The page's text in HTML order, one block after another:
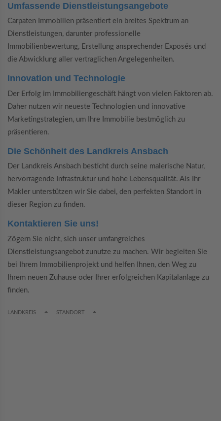
Umfassende Dienstleistungsangebote
Carpaten Immobilien präsentiert ein breites Spektrum an
Dienstleistungen, darunter professionelle
Immobilienbewertung, Erstellung ansprechender Exposés und
die Abwicklung aller vertraglichen Angelegenheiten.
Innovation und Technologie
Der Erfolg im Immobiliengeschäft hängt von vielen Faktoren ab.
Daher nutzen wir neueste Technologien und innovative
Marketingstrategien, um Ihre Immobilie bestmöglich zu
präsentieren.
Die Schönheit des Landkreis Ansbach
Der Landkreis Ansbach besticht durch seine malerische Natur,
hervorragende Infrastruktur und hohe Lebensqualität. Als Ihr
Makler unterstützen wir Sie dabei, den perfekten Standort in
dieser Region zu finden.
Kontaktieren Sie uns!
Zögern Sie nicht, sich unser umfangreiches
Dienstleistungsangebot zunutze zu machen. Wir begleiten Sie
bei Ihrem Immobilienprojekt und helfen Ihnen, den Weg zu
Ihrem neuen Zuhause oder Ihrer erfolgreichen Kapitalanlage zu
finden.
LANDKREIS TOGGLE DROPDOWN
STANDORT TOGGLE DROPDOWN